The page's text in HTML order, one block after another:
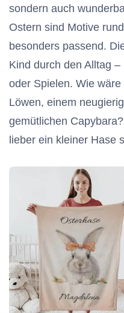
sondern auch
Ostern sind Motive
besonders passend.
Kind durch den Alltag
oder Spielen. Wie
Löwen, einem
gemütlichen
lieber ein kleiner Hase